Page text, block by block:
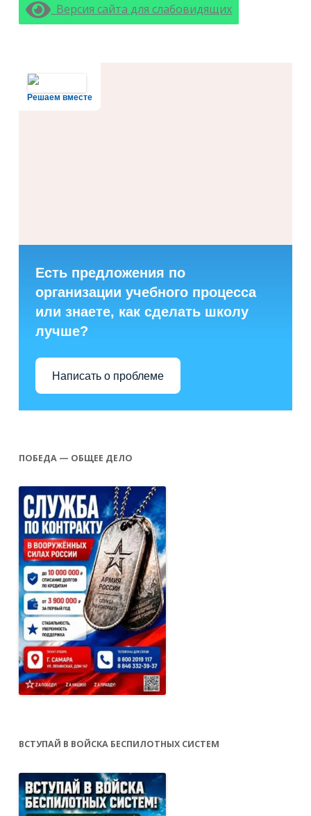
Версия сайта для слабовидящих
Решаем вместе
Есть предложения по
организации учебного процесса
или знаете, как сделать школу
лучше?
Написать о проблеме
ПОБЕДА — ОБЩЕЕ ДЕЛО
ВСТУПАЙ В ВОЙСКА БЕСПИЛОТНЫХ СИСТЕМ